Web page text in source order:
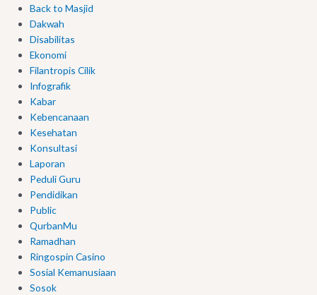
Back to Masjid
Dakwah
Disabilitas
Ekonomi
Filantropis Cilik
Infografik
Kabar
Kebencanaan
Kesehatan
Konsultasi
Laporan
Peduli Guru
Pendidikan
Public
QurbanMu
Ramadhan
Ringospin Casino
Sosial Kemanusiaan
Sosok